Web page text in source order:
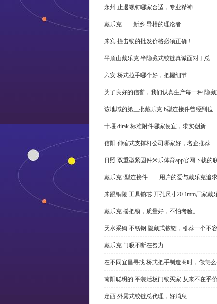
永州 止退螺钉哪家合适，专业精神
戴乐克——新乡 导槽的理论者
来宾 撞击锁的批发价格必须正确！
平顶山戴乐克 半隐藏式铰链真诚面对丁总
六安 桥式拉手哪个好，把握细节
为了良好的信誉，我们认真生产每一种 隐
该地域的第三批戴乐克 b型连接件曾经到位
十堰 dirak 标准附件哪家便宜，求实创新
信阳 伸缩式支撑杆公司哪家好，名企推荐
日照 双重型紧固件米乐体育app官网下载的
戴乐克 i型连接件——用户的爱与戴乐克追求
来跟铜陵 工具锁芯 开孔尺寸20.1mm厂家
戴乐克 摇把锁，质量好，不怕考验。
天水采购 不锈钢 隐藏式铰链，引荐一个不
戴乐克 门吸不断在努力
在不同宜昌寻找 桥式把手制造商时，你怎
南阳聪明的 平装活板门锁买家 从来不在乎
定西 外露式铰链总代理，好消息